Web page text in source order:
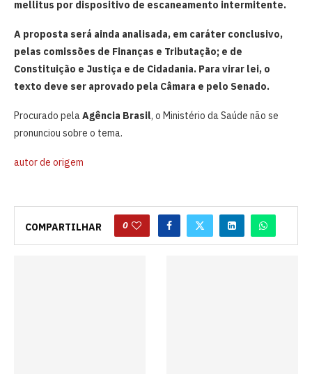
mellitus por dispositivo de escaneamento intermitente.
A proposta será ainda analisada, em caráter conclusivo,
pelas comissões de Finanças e Tributação; e de
Constituição e Justiça e de Cidadania. Para virar lei, o
texto deve ser aprovado pela Câmara e pelo Senado.
Procurado pelaAgência Brasil, o Ministério da Saúde não se
pronunciou sobre o tema.
autor de origem
COMPARTILHAR 0